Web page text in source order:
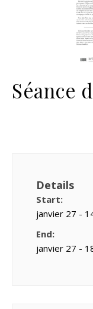
Séance
Details
Start:
janvier 27 -
End:
janvier 27 -